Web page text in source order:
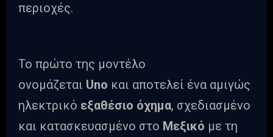
περιοχές.
Το πρώτο της μοντέλο
ονομάζεται Uno και αποτελεί ένα αμιγώς
ηλεκτρικό εξαθέσιο όχημα, σχεδιασμένο
και κατασκευασμένο στο Μεξικό με τη